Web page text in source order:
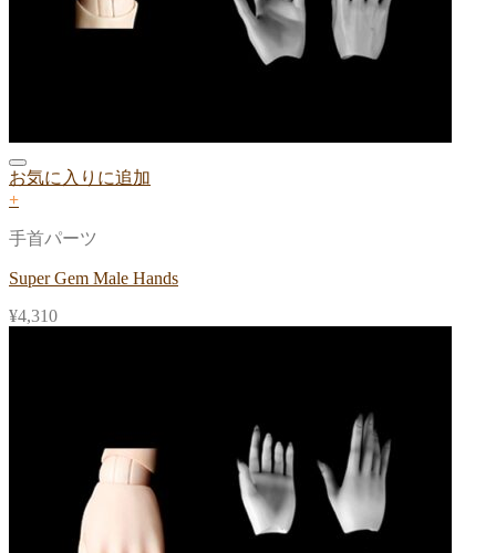
お気に入りに追加
+
手首パーツ
Super Gem Male Hands
¥4,310